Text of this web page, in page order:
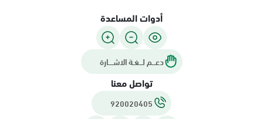
أدوات المساعدة
دعـــم لـــغـة الاشــــارة
تواصل معنا
920020405